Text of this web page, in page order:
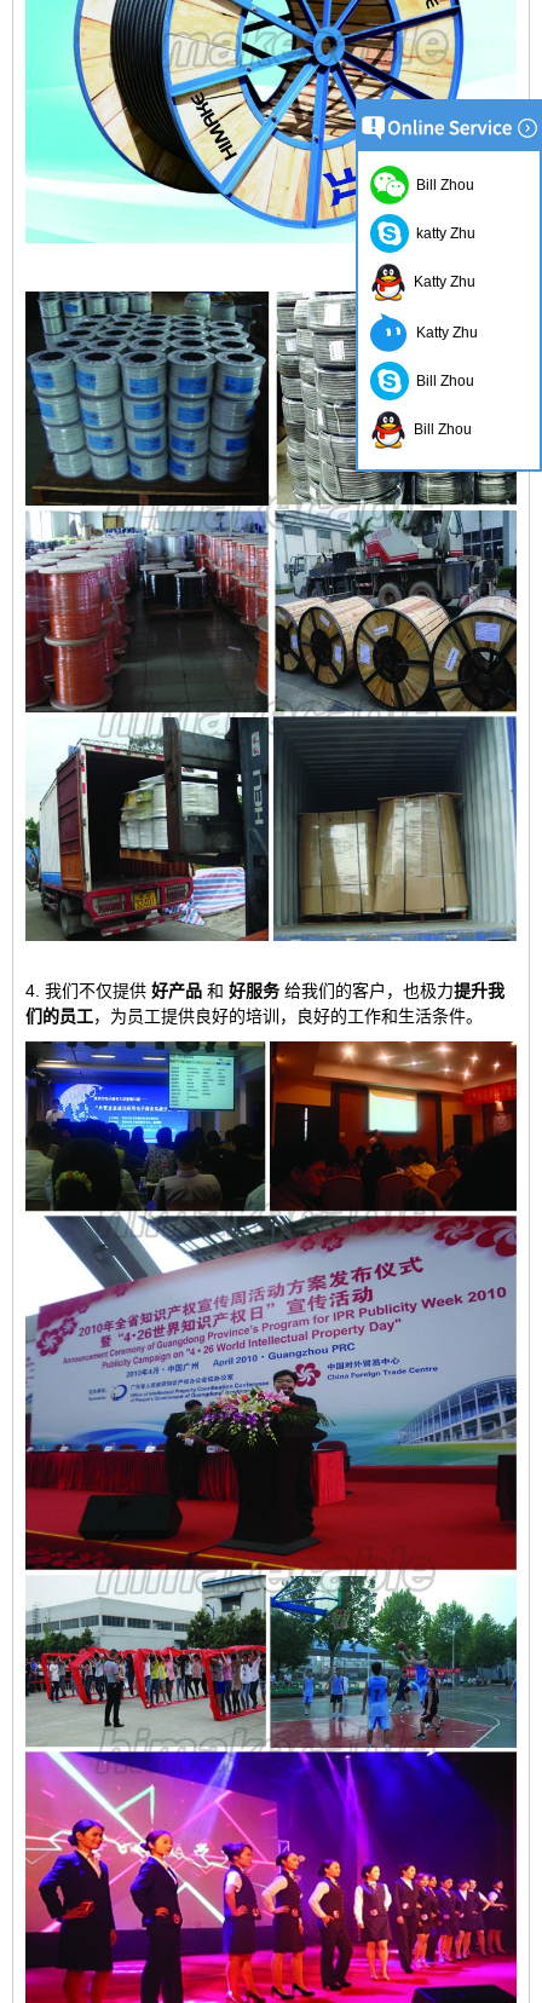
4. 我们不仅提供 好产品 和 好服务 给我们的客户，也极力提升我
们的员工，为员工提供良好的培训，良好的工作和生活条件。
Bill Zhou
katty Zhu
Katty Zhu
Katty Zhu
Bill Zhou
Bill Zhou